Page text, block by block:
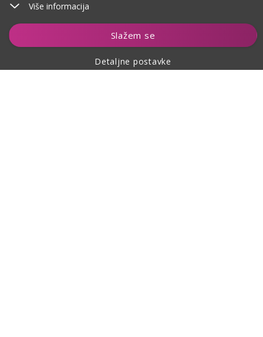
Više informacija
Slažem se
Detaljne postavke
Dodaj u košaricu